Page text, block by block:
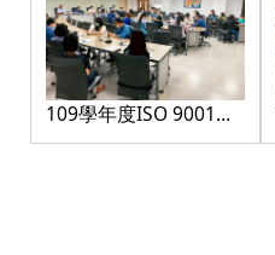
109學年度ISO 9001複
評驗證會議-3